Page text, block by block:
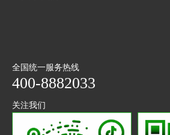
全国统一服务热线
400-8882033
关注我们